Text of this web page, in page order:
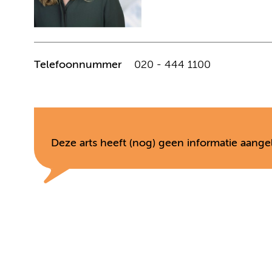
Telefoonnummer 020 - 444 1100
Deze arts heeft (nog) geen informatie